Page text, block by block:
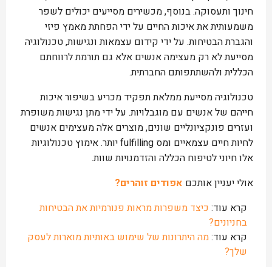
חינוך ותעסוקה. בנוסף, מכשירים מסייעים יכולים לשפר
משמעותית את איכות החיים על ידי הפחתת מאמץ פיזי
והגברת הבטיחות. על ידי קידום עצמאות ונגישות, טכנולוגיה
מסייעת לא רק מעצימה אנשים אלא גם תורמת לרווחתם
הכללית ולהשתתפותם החברתית.
טכנולוגיה מסייעת ממלאת תפקיד מכריע בשיפור איכות
חייהם של אנשים עם מוגבלויות. על ידי מתן נגישות משופרת
ועזרים פונקציונליים שונים, מוצרים אלה מעצימים אנשים
לחיות חיים עצמאיים ומס fulfilling יותר. אימוץ טכנולוגיות
אלו חיוני לטיפוח הכללה והזדמנויות שוות.
אולי יעניין אותכם אפודים זוהרים?
קרא עוד: כיצד משפרות מראות פנורמיות את הבטיחות
בחניונים?
קרא עוד:מה היתרונות של שימוש באותיות מוארות לעסק
שלך?